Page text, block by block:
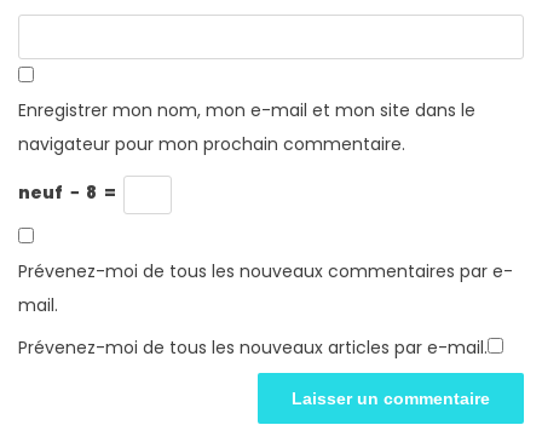
Enregistrer mon nom, mon e-mail et mon site dans le
navigateur pour mon prochain commentaire.
neuf − 8 =
Prévenez-moi de tous les nouveaux commentaires par e-
mail.
Prévenez-moi de tous les nouveaux articles par e-mail.